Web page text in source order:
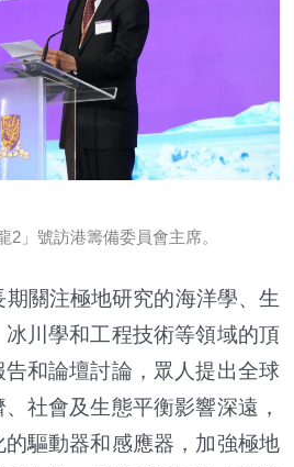
」號訪港籌備委員會主席。
關注極地研究的海洋學、生
川學和工程技術等領域的頂
和論壇討論，眾人提出全球
社會及生態平衡影響深遠，
驅動器和感應器，加強極地